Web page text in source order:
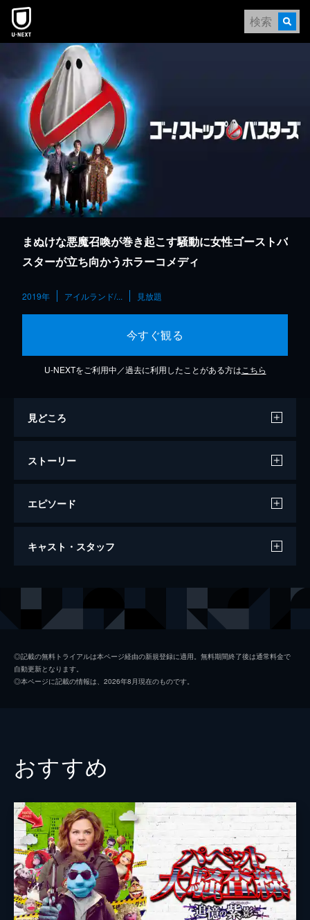
本文へスキップ
まぬけな悪魔召喚が巻き起こす騒動に女性ゴーストバ
スターが立ち向かうホラーコメディ
2019年 アイルランド/... 見放題
今すぐ観る
U-NEXTをご利用中／過去に利用したことがある方は こちら
見どころ
ストーリー
エピソード
ゴー！ストップ・バスターズ
キャスト・スタッフ
バリー・ウォード
◎記載の無料トライアルは本ページ経由の新規登録に適用。無料期間終了後は通常料金で
自動更新となります。
◎本ページに記載の情報は、2026年8月現在のものです。
おすすめ